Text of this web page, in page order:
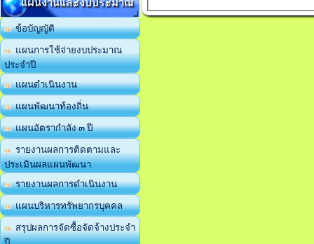
ข้อบัญญัติ
แผนการใช้จ่ายงบประมาณ
ประจำปี
แผนดำเนินงาน
แผนพัฒนาท้องถิ่น
แผนอัตรากำลัง ๓ ปี
รายงานผลการติดตามและ
ประเมินผลแผนพัฒนา
รายงานผลการดำเนินงาน
แผนบริหารทรัพยากรบุคคล
สรุปผลการจัดซื้อจัดจ้างประจำ